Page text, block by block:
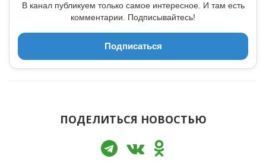
В канал публикуем только самое интересное. И там есть
комментарии. Подписывайтесь!
Подписаться
ПОДЕЛИТЬСЯ НОВОСТЬЮ